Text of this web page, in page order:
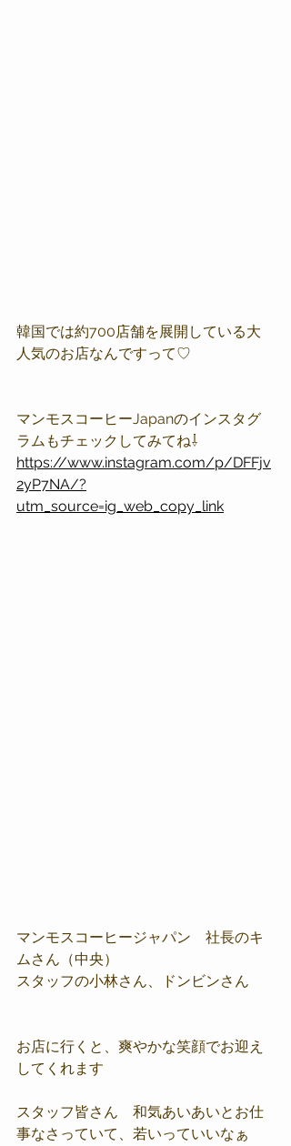
韓国では約700店舗を展開している大
人気のお店なんですって♡
マンモスコーヒーJapanのインスタグ
ラムもチェックしてみてね⇩
https://www.instagram.com/p/DFFjv
2yP7NA/?
utm_source=ig_web_copy_link
マンモスコーヒージャパン　社長のキ
ムさん（中央）
スタッフの小林さん、ドンビンさん
お店に行くと、爽やかな笑顔でお迎え
してくれます
スタッフ皆さん　和気あいあいとお仕
事なさっていて、若いっていいなぁ